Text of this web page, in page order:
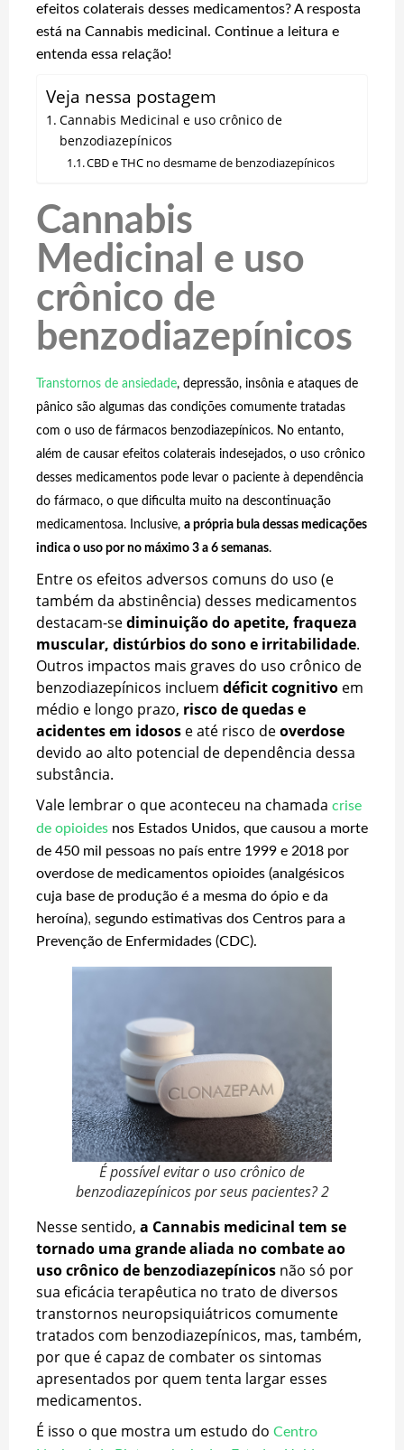
efeitos colaterais desses medicamentos? A resposta
está na Cannabis medicinal. Continue a leitura e
entenda essa relação!
Veja nessa postagem
Cannabis Medicinal e uso crônico de
benzodiazepínicos
CBD e THC no desmame de benzodiazepínicos
Cannabis
Medicinal e uso
crônico de
benzodiazepínicos
Transtornos de ansiedade, depressão, insônia e ataques de
pânico são algumas das condições comumente tratadas
com o uso de fármacos benzodiazepínicos. No entanto,
além de causar efeitos colaterais indesejados, o uso crônico
desses medicamentos pode levar o paciente à dependência
do fármaco, o que dificulta muito na descontinuação
medicamentosa. Inclusive, a própria bula dessas medicações
indica o uso por no máximo 3 a 6 semanas.
Entre os efeitos adversos comuns do uso (e
também da abstinência) desses medicamentos
destacam-sediminuição do apetite, fraqueza
muscular, distúrbios do sono e irritabilidade.
Outros impactos mais graves do uso crônico de
benzodiazepínicos incluem déficit cognitivo em
médio e longo prazo, risco de quedas e
acidentes em idosos e até risco deoverdose
devido ao alto potencial de dependência dessa
substância.
Vale lembrar o que aconteceu na chamada crise
de opioides nos Estados Unidos, que causou a morte
de 450 mil pessoas no país entre 1999 e 2018 por
overdose de medicamentos opioides (analgésicos
cuja base de produção é a mesma do ópio e da
heroína), segundo estimativas dos Centros para a
Prevenção de Enfermidades (CDC).
É possível evitar o uso crônico de
benzodiazepínicos por seus pacientes? 2
Nesse sentido, a Cannabis medicinal tem se
tornado uma grande aliada no combate ao
uso crônico de benzodiazepínicos não só por
sua eficácia terapêutica no trato de diversos
transtornos neuropsiquiátricos comumente
tratados com benzodiazepínicos, mas, também,
por que é capaz de combater os sintomas
apresentados por quem tenta largar esses
medicamentos.
É isso o que mostra um estudo do Centro